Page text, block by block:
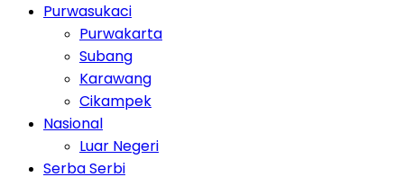
Purwasukaci
Purwakarta
Subang
Karawang
Cikampek
Nasional
Luar Negeri
Serba Serbi